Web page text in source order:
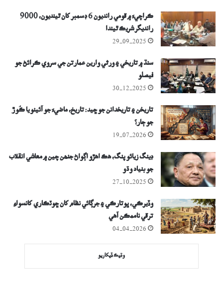
ڪراچيءَ ۾ قومي رانديون 6 ڊسمبر کان ٿينديون، 9000
رانديگر شريڪ ٿيندا
29-09-2025
سنڌ ۾ تاريخي ۽ ورثي وارين عمارتن جي سروي ڪرائڻ جو
فيصلو
30-12-2025
تاريخن ۽ تاريخدانن جو ڇيد: تاريخ، ماضيءَ جو آئينو يا ڪُوڙ
جو ڄار؟
19-07-2026
ڊينگ زيائو پنگ، ھڪ اھڙو اڳواڻ جنھن چين ۾ معاشي انقلاب
جو بنياد وڌو
27-10-2025
وڏيرڪي، ڀوتارڪي ۽ جرڳائي نظام کان ڇوٽڪاري کانسواءِ
ترقي ناممڪن آھي
04-04-2026
وڌيڪ ڏيکاريو